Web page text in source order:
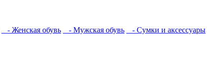
- Женская обувь - Мужская обувь - Сумки и аксессуары